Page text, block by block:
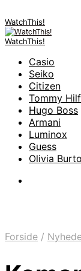
WatchThis!
WatchThis!
Casio
Seiko
Citizen
Tommy
Hugo Boss
Armani
Luminox
Guess
Olivia
Forside /